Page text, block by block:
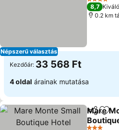
Népszerű választás
Árak
4 Kategória
8,7 Kiváló
0.2 km
Kezdőár: 33 568 Ft
4 oldal árainak mutatása
Mare